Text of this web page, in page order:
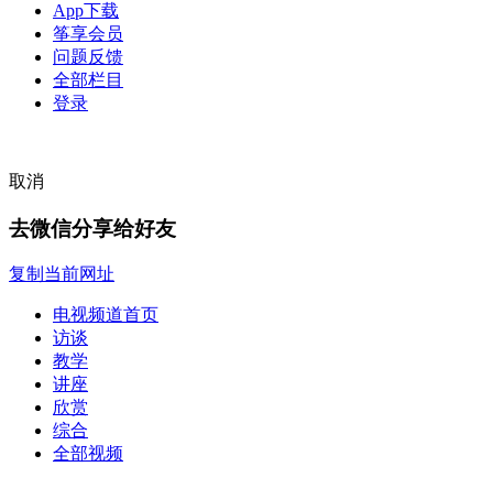
App下载
筝享会员
问题反馈
全部栏目
登录
取消
去微信分享给好友
复制当前网址
电视频道首页
访谈
教学
讲座
欣赏
综合
全部视频